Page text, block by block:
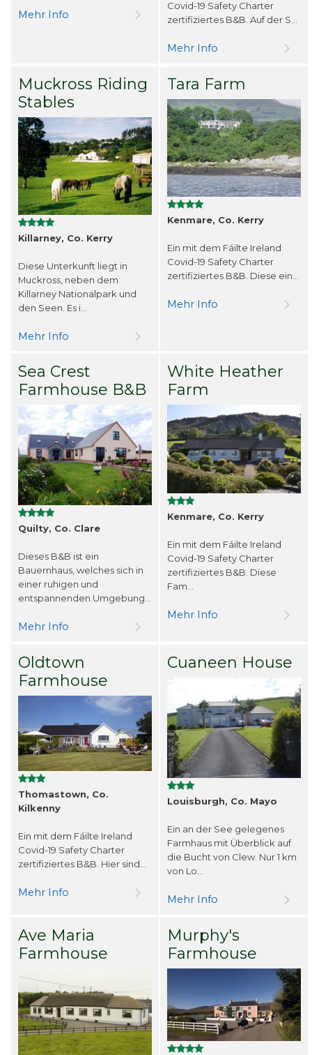
Mehr Info
Covid-19 Safety Charter
zertifiziertes B&B. Auf der S...
Mehr Info
Muckross Riding
Stables
Killarney, Co. Kerry
Diese Unterkunft liegt in
Muckross, neben dem
Killarney Nationalpark und
den Seen. Es i...
Mehr Info
Tara Farm
Kenmare, Co. Kerry
Ein mit dem Fáilte Ireland
Covid-19 Safety Charter
zertifiziertes B&B. Diese ein...
Mehr Info
Sea Crest
Farmhouse B&B
Quilty, Co. Clare
Dieses B&B ist ein
Bauernhaus, welches sich in
einer ruhigen und
entspannenden Umgebung...
Mehr Info
White Heather
Farm
Kenmare, Co. Kerry
Ein mit dem Fáilte Ireland
Covid-19 Safety Charter
zertifiziertes B&B. Diese
Fam...
Mehr Info
Oldtown
Farmhouse
Thomastown, Co.
Kilkenny
Ein mit dem Fáilte Ireland
Covid-19 Safety Charter
zertifiziertes B&B. Hier sind...
Mehr Info
Cuaneen House
Louisburgh, Co. Mayo
Ein an der See gelegenes
Farmhaus mit Überblick auf
die Bucht von Clew. Nur 1 km
von Lo...
Mehr Info
Ave Maria
Farmhouse
Murphy's
Farmhouse